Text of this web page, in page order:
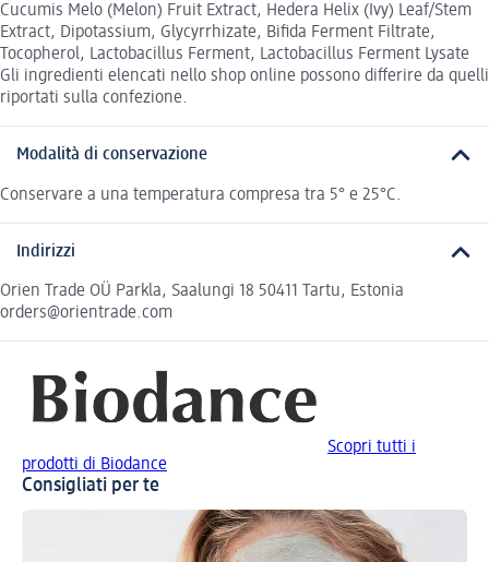
Cucumis Melo (Melon) Fruit Extract, Hedera Helix (Ivy) Leaf/Stem
Extract, Dipotassium, Glycyrrhizate, Bifida Ferment Filtrate,
Tocopherol, Lactobacillus Ferment, Lactobacillus Ferment Lysate
Gli ingredienti elencati nello shop online possono differire da quelli
riportati sulla confezione.
Modalità di conservazione
Conservare a una temperatura compresa tra 5° e 25°C.
Indirizzi
Orien Trade OÜ Parkla, Saalungi 18 50411 Tartu, Estonia
orders@orientrade.com
Scopri tutti i
prodotti di Biodance
Consigliati per te